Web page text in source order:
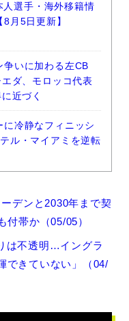
選手・海外移籍情
月5日更新】
争いに加わる左CB
ダ、モロッコ代表
近づく
に冷静なフィニッシ
ル・マイアミを逆転
デンと2030年まで契
帯か（05/05）
は不透明…イングラ
できていない」（04/